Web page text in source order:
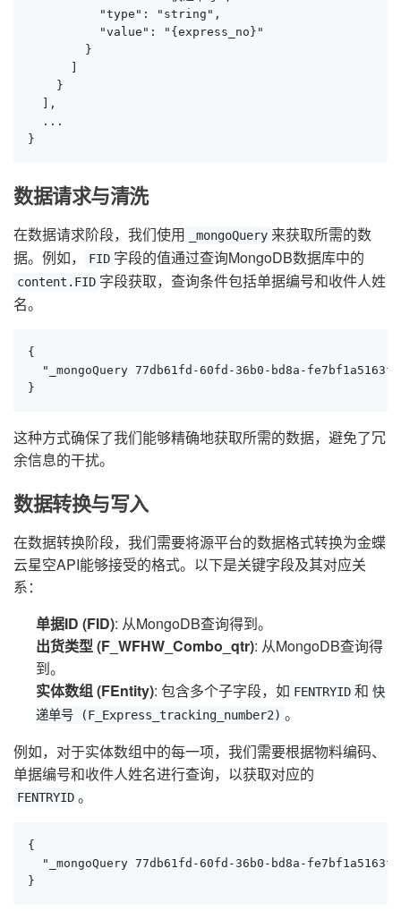
          "type": "string",
          "value": "{express_no}"
        }
      ]
    }
  ],
  ...
}
数据请求与清洗
在数据请求阶段，我们使用 _mongoQuery 来获取所需的数
据。例如，
FID 字段的值通过查询MongoDB数据库中的
content.FID 字段获取，查询条件包括单据编号和收件人姓
名。
{
"_mongoQuery 77db61fd-60fd-36b0-bd8a-
}
这种方式确保了我们能够精确地获取所需的数据，避免了冗
余信息的干扰。
数据转换与写入
在数据转换阶段，我们需要将源平台的数据格式转换为金蝶
云星空API能够接受的格式。以下是关键字段及其对应关
系：
单据ID (FID): 从MongoDB查询得到。
出货类型 (F_WFHW_Combo_qtr): 从MongoDB查询得
到。
实体数组 (FEntity): 包含多个子字段，如 FENTRYID 和 快
递单号 (F_Express_tracking_number2) 。
例如，对于实体数组中的每一项，我们需要根据物料编码、
单据编号和收件人姓名进行查询，以获取对应的
FENTRYID 。
{
"_mongoQuery 77db61fd-60fd-36b0-bd8a-
}